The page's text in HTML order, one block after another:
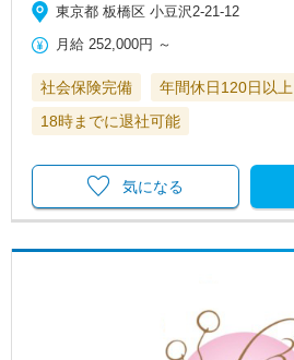
東京都 板橋区 小豆沢2‐21-12
月給 252,000円 ～
社会保険完備 年間休日120日以上
18時までに退社可能
気になる